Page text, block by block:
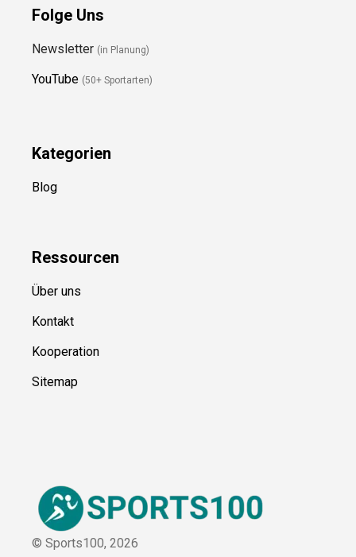
Folge Uns
Newsletter (in Planung)
Kategorien
Ressource
Über uns
Kontakt
Kooperation